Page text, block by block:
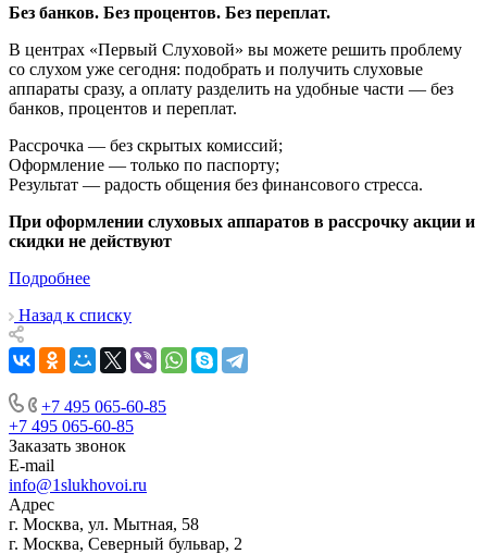
Без банков. Без процентов. Без переплат.
В центрах «Первый Слуховой» вы можете решить проблему
со слухом уже сегодня: подобрать и получить слуховые
аппараты сразу, а оплату разделить на удобные части — без
банков, процентов и переплат.
Рассрочка — без скрытых комиссий;
Оформление — только по паспорту;
Результат — радость общения без финансового стресса.
При оформлении слуховых аппаратов в рассрочку акции и
скидки не действуют
Подробнее
Назад к списку
+7 495 065-60-85
+7 495 065-60-85
Заказать звонок
E-mail
info@1slukhovoi.ru
Адрес
г. Москва, ул. Мытная, 58
г. Москва, Северный бульвар, 2